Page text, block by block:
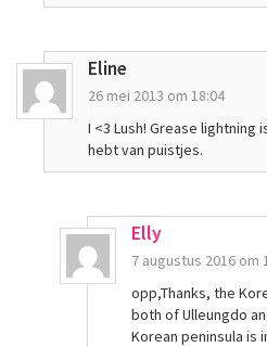
Eline
26 mei 2013 om 18:04
I <3 Lush! Grease
hebt van puistjes.
Elly
7 augustus 2016 om
opp,Thanks, the
both of Ulleungdo
Korean peninsula is